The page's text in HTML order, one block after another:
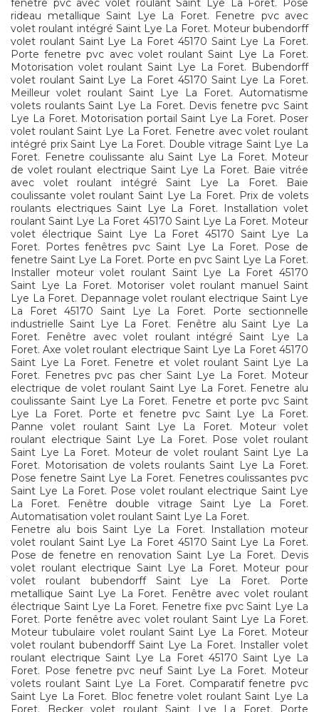
fenetre pvc avec volet roulant Saint Lye La Foret. Pose
rideau metallique Saint Lye La Foret. Fenetre pvc avec
volet roulant intégré Saint Lye La Foret. Moteur bubendorff
volet roulant Saint Lye La Foret 45170 Saint Lye La Foret.
Porte fenetre pvc avec volet roulant Saint Lye La Foret.
Motorisation volet roulant Saint Lye La Foret. Bubendorff
volet roulant Saint Lye La Foret 45170 Saint Lye La Foret.
Meilleur volet roulant Saint Lye La Foret. Automatisme
volets roulants Saint Lye La Foret. Devis fenetre pvc Saint
Lye La Foret. Motorisation portail Saint Lye La Foret. Poser
volet roulant Saint Lye La Foret. Fenetre avec volet roulant
intégré prix Saint Lye La Foret. Double vitrage Saint Lye La
Foret. Fenetre coulissante alu Saint Lye La Foret. Moteur
de volet roulant electrique Saint Lye La Foret. Baie vitrée
avec volet roulant intégré Saint Lye La Foret. Baie
coulissante volet roulant Saint Lye La Foret. Prix de volets
roulants electriques Saint Lye La Foret. Installation volet
roulant Saint Lye La Foret 45170 Saint Lye La Foret. Moteur
volet électrique Saint Lye La Foret 45170 Saint Lye La
Foret. Portes fenêtres pvc Saint Lye La Foret. Pose de
fenetre Saint Lye La Foret. Porte en pvc Saint Lye La Foret.
Installer moteur volet roulant Saint Lye La Foret 45170
Saint Lye La Foret. Motoriser volet roulant manuel Saint
Lye La Foret. Depannage volet roulant electrique Saint Lye
La Foret 45170 Saint Lye La Foret. Porte sectionnelle
industrielle Saint Lye La Foret. Fenêtre alu Saint Lye La
Foret. Fenêtre avec volet roulant intégré Saint Lye La
Foret. Axe volet roulant electrique Saint Lye La Foret 45170
Saint Lye La Foret. Fenetre et volet roulant Saint Lye La
Foret. Fenetres pvc pas cher Saint Lye La Foret. Moteur
electrique de volet roulant Saint Lye La Foret. Fenetre alu
coulissante Saint Lye La Foret. Fenetre et porte pvc Saint
Lye La Foret. Porte et fenetre pvc Saint Lye La Foret.
Panne volet roulant Saint Lye La Foret. Moteur volet
roulant electrique Saint Lye La Foret. Pose volet roulant
Saint Lye La Foret. Moteur de volet roulant Saint Lye La
Foret. Motorisation de volets roulants Saint Lye La Foret.
Pose fenetre Saint Lye La Foret. Fenetres coulissantes pvc
Saint Lye La Foret. Pose volet roulant electrique Saint Lye
La Foret. Fenêtre double vitrage Saint Lye La Foret.
Automatisation volet roulant Saint Lye La Foret.
Fenetre alu bois Saint Lye La Foret. Installation moteur
volet roulant Saint Lye La Foret 45170 Saint Lye La Foret.
Pose de fenetre en renovation Saint Lye La Foret. Devis
volet roulant electrique Saint Lye La Foret. Moteur pour
volet roulant bubendorff Saint Lye La Foret. Porte
metallique Saint Lye La Foret. Fenêtre avec volet roulant
électrique Saint Lye La Foret. Fenetre fixe pvc Saint Lye La
Foret. Porte fenêtre avec volet roulant Saint Lye La Foret.
Moteur tubulaire volet roulant Saint Lye La Foret. Moteur
volet roulant bubendorff Saint Lye La Foret. Installer volet
roulant electrique Saint Lye La Foret 45170 Saint Lye La
Foret. Pose fenetre pvc neuf Saint Lye La Foret. Moteur
volets roulant Saint Lye La Foret. Comparatif fenetre pvc
Saint Lye La Foret. Bloc fenetre volet roulant Saint Lye La
Foret. Becker volet roulant Saint Lye La Foret. Porte